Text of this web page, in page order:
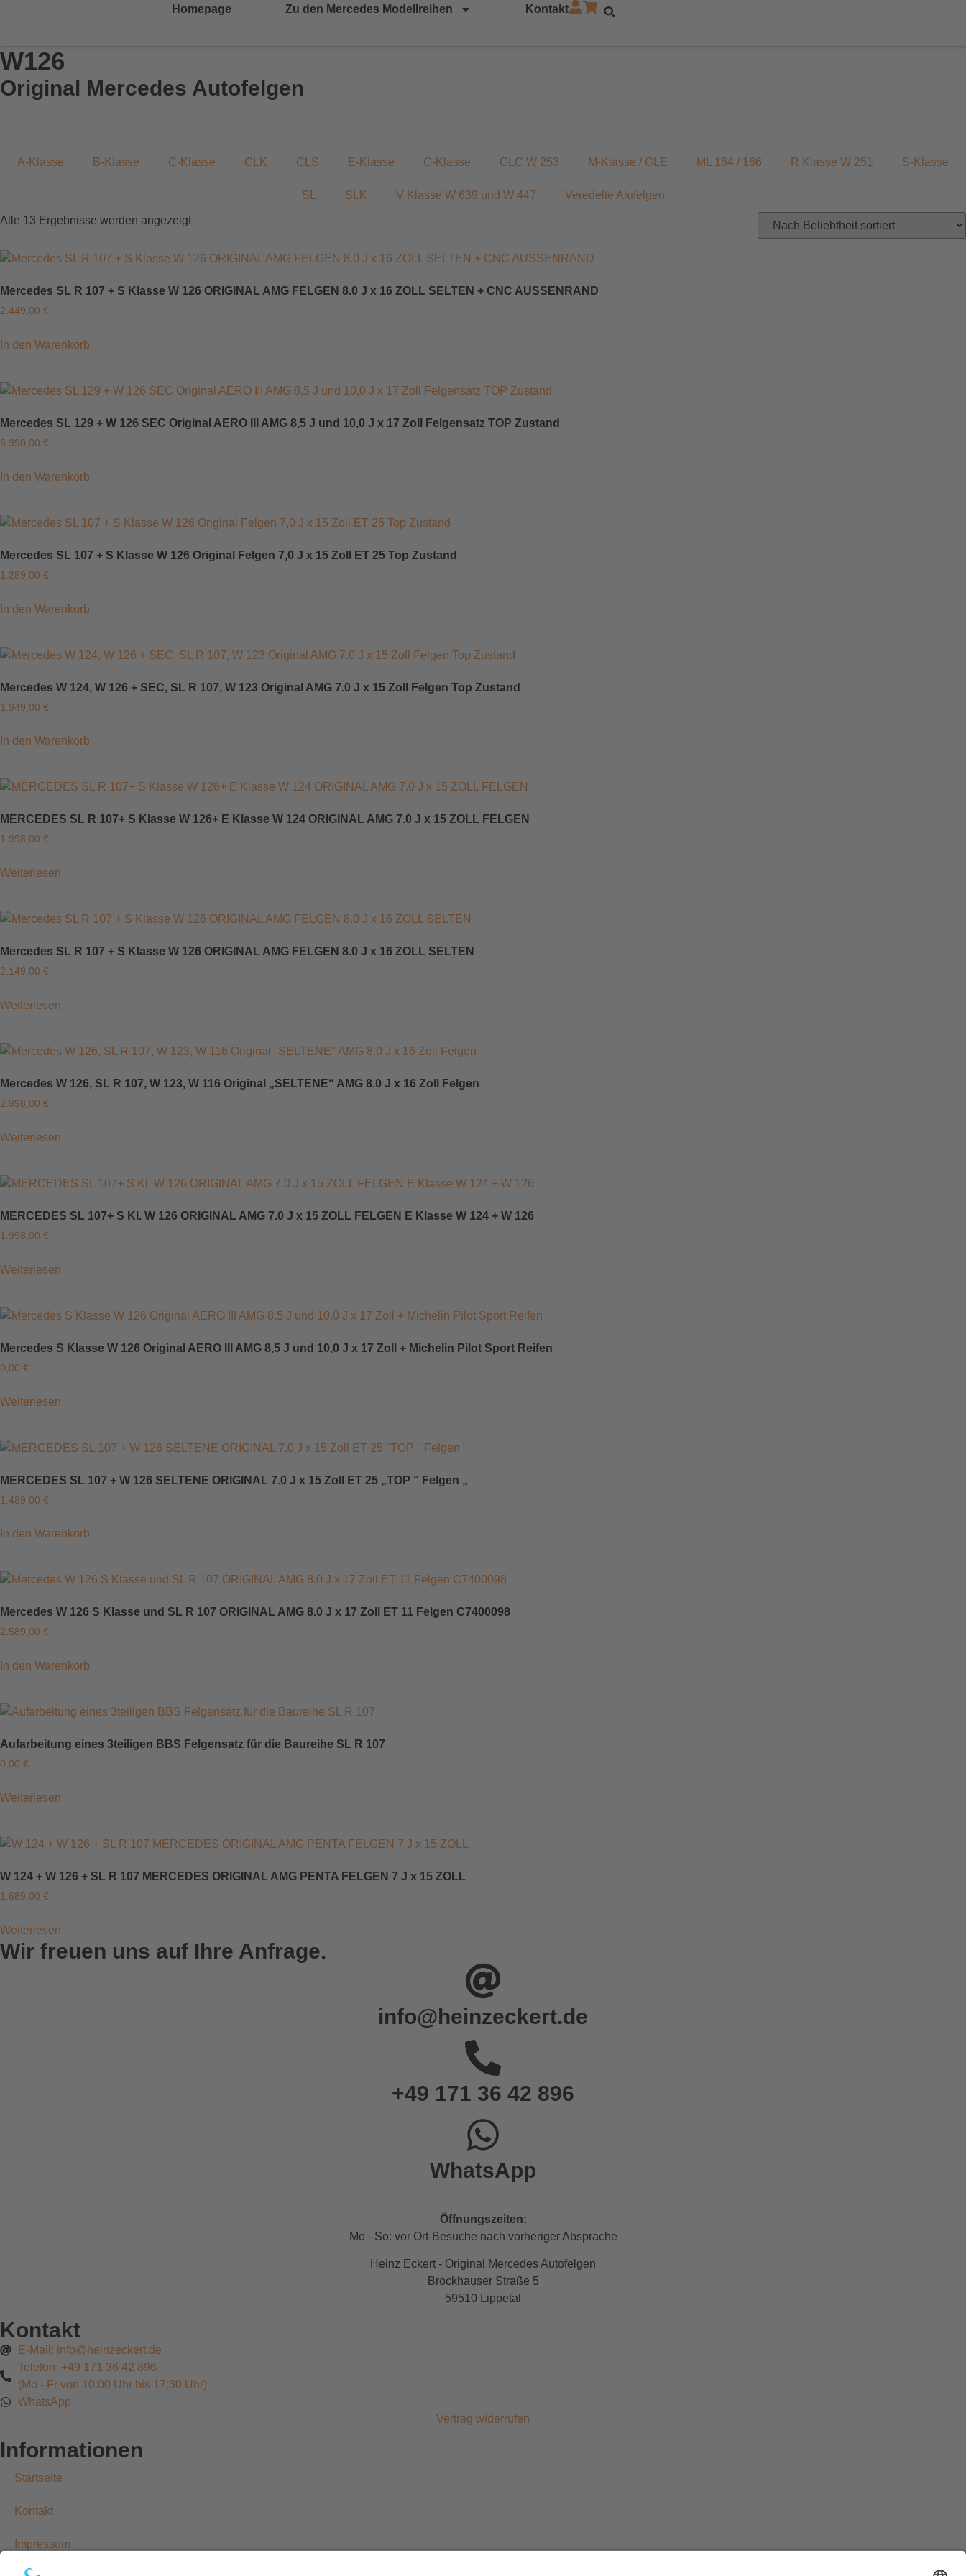
Homepage Zu den Mercedes Modellreihen Kontakt
W126
Original Mercedes Autofelgen
A-Klasse B-Klasse C-Klasse CLK CLS E-Klasse G-Klasse GLC W 253 M-Klasse / GLE ML 164 / 166 R Klasse W 251 S-Klasse
SL SLK V Klasse W 639 und W 447 Veredelte Alufelgen
Alle 13 Ergebnisse werden angezeigt
Mercedes SL R 107 + S Klasse W 126 ORIGINAL AMG FELGEN 8.0 J x 16 ZOLL SELTEN + CNC AUSSENRAND
2.449,00 €
In den Warenkorb
Mercedes SL 129 + W 126 SEC Original AERO III AMG 8,5 J und 10,0 J x 17 Zoll Felgensatz TOP Zustand
6.990,00 €
In den Warenkorb
Mercedes SL 107 + S Klasse W 126 Original Felgen 7,0 J x 15 Zoll ET 25 Top Zustand
1.289,00 €
In den Warenkorb
Mercedes W 124, W 126 + SEC, SL R 107, W 123 Original AMG 7.0 J x 15 Zoll Felgen Top Zustand
1.949,00 €
In den Warenkorb
MERCEDES SL R 107+ S Klasse W 126+ E Klasse W 124 ORIGINAL AMG 7.0 J x 15 ZOLL FELGEN
1.998,00 €
Weiterlesen
Mercedes SL R 107 + S Klasse W 126 ORIGINAL AMG FELGEN 8.0 J x 16 ZOLL SELTEN
2.149,00 €
Weiterlesen
Mercedes W 126, SL R 107, W 123, W 116 Original „SELTENE“ AMG 8.0 J x 16 Zoll Felgen
2.998,00 €
Weiterlesen
MERCEDES SL 107+ S Kl. W 126 ORIGINAL AMG 7.0 J x 15 ZOLL FELGEN E Klasse W 124 + W 126
1.998,00 €
Weiterlesen
Mercedes S Klasse W 126 Original AERO III AMG 8,5 J und 10,0 J x 17 Zoll + Michelin Pilot Sport Reifen
0,00 €
Weiterlesen
MERCEDES SL 107 + W 126 SELTENE ORIGINAL 7.0 J x 15 Zoll ET 25 „TOP “ Felgen „
1.489,00 €
In den Warenkorb
Mercedes W 126 S Klasse und SL R 107 ORIGINAL AMG 8.0 J x 17 Zoll ET 11 Felgen C7400098
2.589,00 €
In den Warenkorb
Aufarbeitung eines 3teiligen BBS Felgensatz für die Baureihe SL R 107
0,00 €
Weiterlesen
W 124 + W 126 + SL R 107 MERCEDES ORIGINAL AMG PENTA FELGEN 7 J x 15 ZOLL
1.689,00 €
Weiterlesen
Wir freuen uns auf Ihre Anfrage.
info@heinzeckert.de
+49 171 36 42 896
WhatsApp
Öffnungszeiten:
Mo - So: vor Ort-Besuche nach vorheriger Absprache
Heinz Eckert - Original Mercedes Autofelgen
Brockhauser Straße 5
59510 Lippetal
Kontakt
E-Mail: info@heinzeckert.de
Telefon: +49 171 36 42 896
(Mo - Fr von 10:00 Uhr bis 17:30 Uhr)
WhatsApp
Vertrag widerrufen
Informationen
Startseite
Kontakt
Impressum